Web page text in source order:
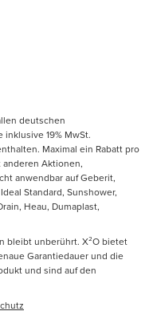
deutschen
19% MwSt.
Maximal ein Rabatt pro
Aktionen,
anwendbar auf Geberit,
Standard, Sunshower,
Heau, Dumaplast,
bleibt unberührt. X²O bietet
Garantiedauer und die
und sind auf den